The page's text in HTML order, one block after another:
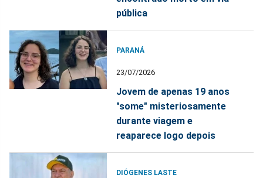
pública
PARANÁ
23/07/2026
Jovem de apenas 19 anos
"some" misteriosamente
durante viagem e
reaparece logo depois
DIÓGENES LASTE